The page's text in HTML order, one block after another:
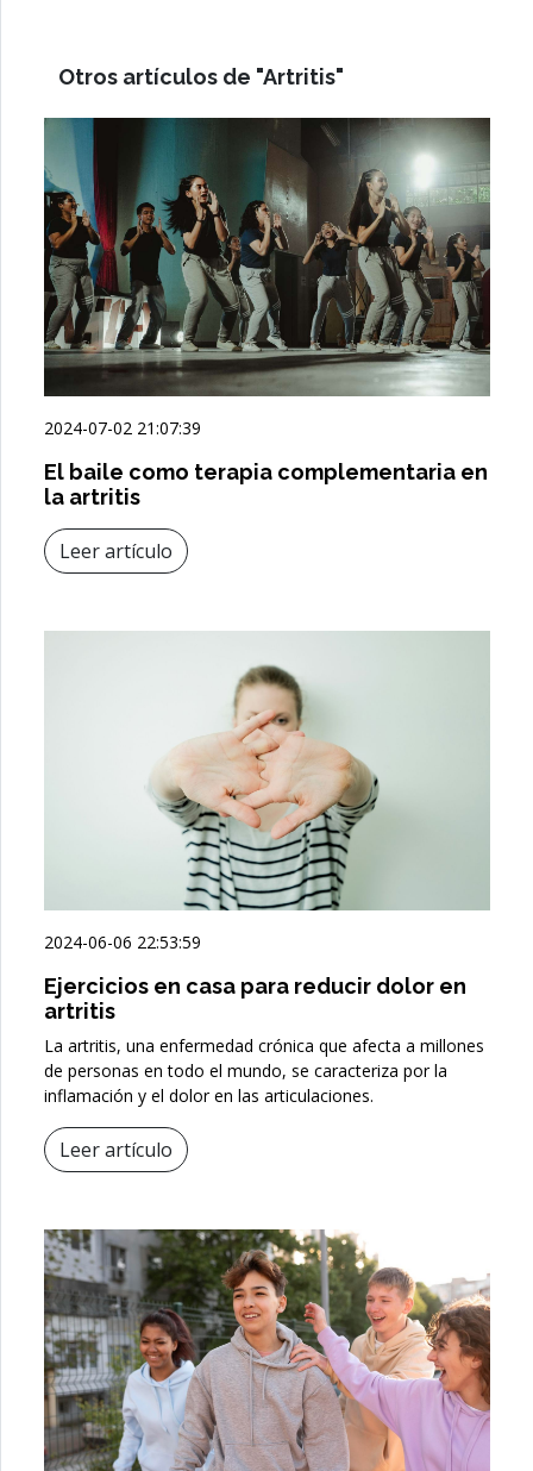
Otros artículos de "Artritis"
2024-07-02 21:07:39
El baile como terapia complementaria en
la artritis
Leer artículo
2024-06-06 22:53:59
Ejercicios en casa para reducir dolor en
artritis
La artritis, una enfermedad crónica que afecta a millones
de personas en todo el mundo, se caracteriza por la
inflamación y el dolor en las articulaciones.
Leer artículo